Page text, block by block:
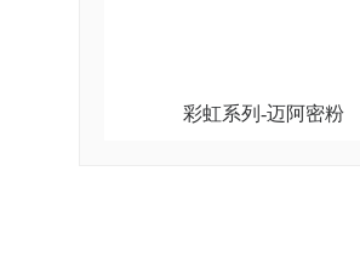
彩虹系列-迈阿密粉